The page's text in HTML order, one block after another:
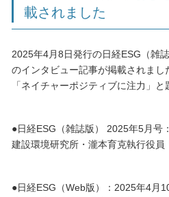
載されました
2025年4月8日発行の日経ESG（雑
のインタビュー記事が掲載されまし
「ネイチャーポジティブに注力」
●日経ESG（雑誌版） 2025年5月号
建設環境研究所・瀧本育克執行役員
●日経ESG（Web版）：2025年4月